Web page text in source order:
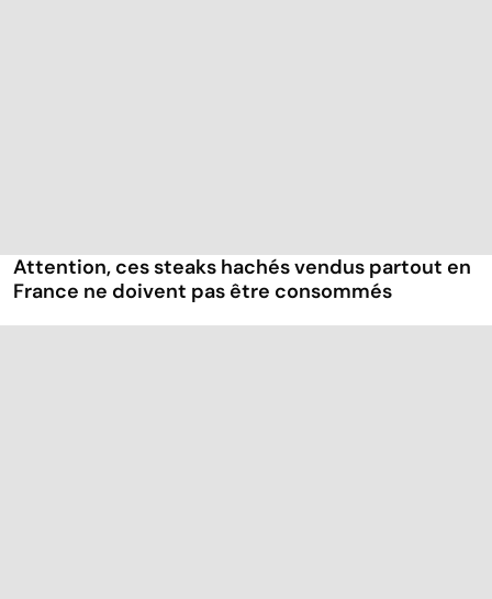
Attention, ces steaks hachés vendus partout en
France ne doivent pas être consommés